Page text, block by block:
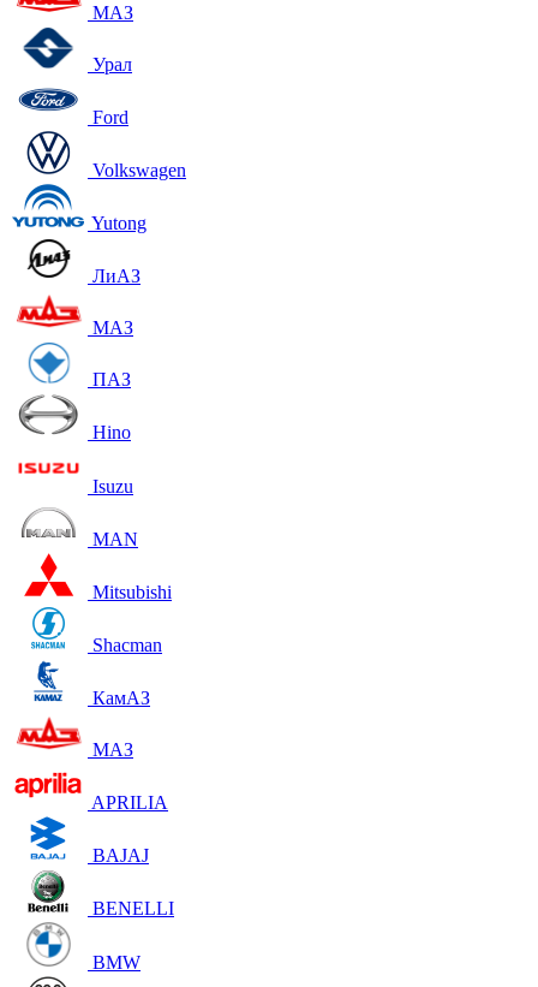
МАЗ
Урал
Ford
Volkswagen
Yutong
ЛиАЗ
МАЗ
ПАЗ
Hino
Isuzu
MAN
Mitsubishi
Shacman
КамАЗ
МАЗ
APRILIA
BAJAJ
BENELLI
BMW